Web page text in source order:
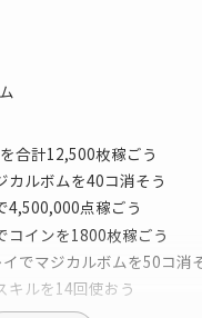
合計12,500枚稼ごう
カルボムを40コ消そう
4,500,000点稼ごう
コインを1800枚稼ごう
でマジカルボムを50コ消
キルを14回使おう